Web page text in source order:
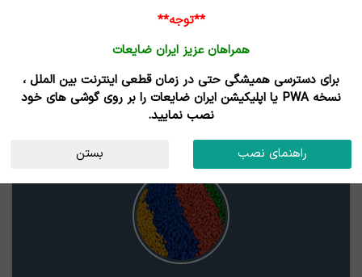
قیمت روز خریداران فروشندگان
نتایج جستجوی قیمت
**توجه**
همراهان عزیز ایران ضایعات
برای دسترسی همیشگی حتی در زمان قطعی اینترنت بین الملل ،
نسخه PWA یا اپلیکیشن ایران ضایعات را بر روی گوشی های خود
نصب نمایید.
راهنمای نصب بستن